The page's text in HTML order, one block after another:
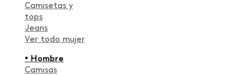
Camisetas y
tops
Jeans
Ver todo mujer
• Hombre
Camisas